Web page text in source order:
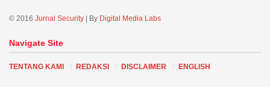
© 2016 Jurnal Security | By Digital Media Labs
Navigate Site
TENTANG KAMI REDAKSI DISCLAIMER ENGLISH